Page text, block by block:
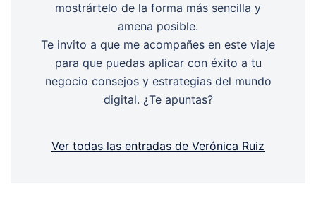
mostrártelo de la forma más sencilla y
amena posible.
Te invito a que me acompañes en este viaje
para que puedas aplicar con éxito a tu
negocio consejos y estrategias del mundo
digital. ¿Te apuntas?
Ver todas las entradas de Verónica Ruiz